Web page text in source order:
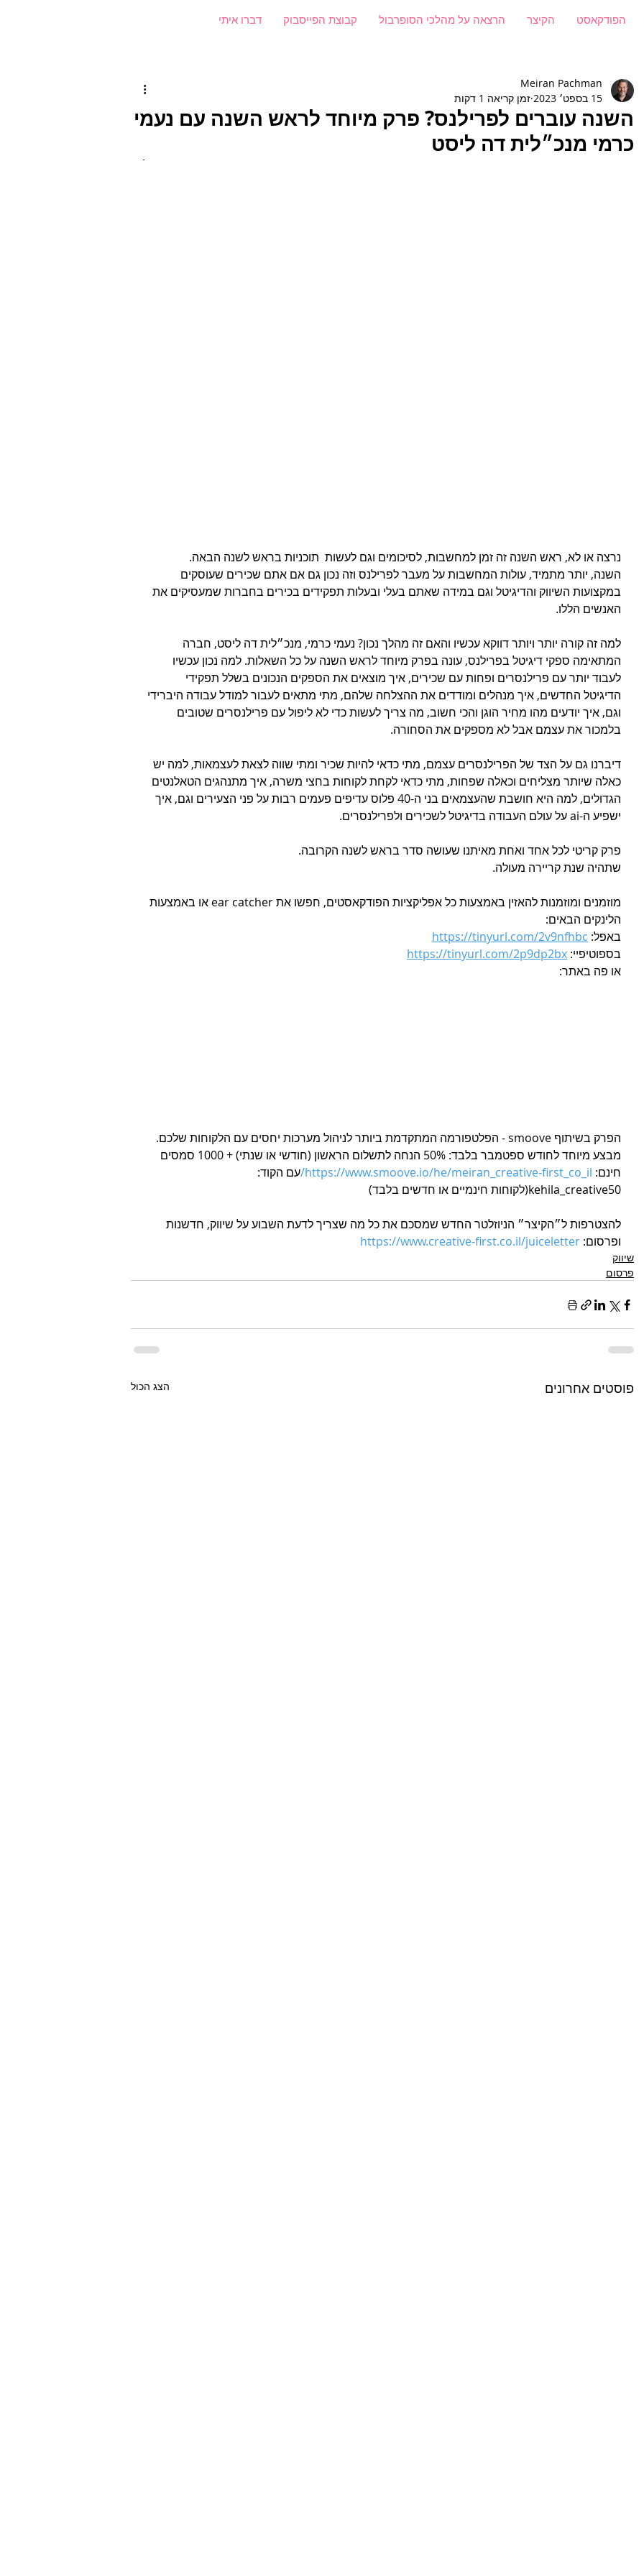
דברו איתי קבוצת הפייסבוק הרצאה על מהלכי הסופרבול הקיצר הפודקאסט
השנה עוברים לפרילנס? פרק מיוחד לראש השנה עם נעמי
כרמי מנכ״לית דה ליסט
Meiran Pachman
15 בספט׳ 2023
זמן קריאה 1 דקות
נרצה או לא, ראש השנה זה זמן למחשבות, לסיכומים וגם לעשות  תוכניות בראש לשנה הבאה.
השנה, יותר מתמיד, עולות המחשבות על מעבר לפרילנס וזה נכון גם אם אתם שכירים שעוסקים
במקצועות השיווק והדיגיטל וגם במידה שאתם בעלי ובעלות תפקידים בכירים בחברות שמעסיקים את
האנשים הללו.
למה זה קורה יותר ויותר דווקא עכשיו והאם זה מהלך נכון? נעמי כרמי, מנכ״לית דה ליסט, חברה
המתאימה ספקי דיגיטל בפרילנס, עונה בפרק מיוחד לראש השנה על כל השאלות. למה נכון עכשיו
לעבוד יותר עם פרילנסרים ופחות עם שכירים, איך מוצאים את הספקים הנכונים בשלל תפקידי
הדיגיטל החדשים, איך מנהלים ומודדים את ההצלחה שלהם, מתי מתאים לעבור למודל עבודה היברידי
וגם, איך יודעים מהו מחיר הוגן והכי חשוב, מה צריך לעשות כדי לא ליפול עם פרילנסרים שטובים
בלמכור את עצמם אבל לא מספקים את הסחורה.
דיברנו גם על הצד של הפרילנסרים עצמם, מתי כדאי להיות שכיר ומתי שווה לצאת לעצמאות, למה יש
כאלה שיותר מצליחים וכאלה שפחות, מתי כדאי לקחת לקוחות בחצי משרה, איך מתנהגים הטאלנטים
הגדולים, למה היא חושבת שהעצמאים בני ה-40 פלוס עדיפים פעמים רבות על פני הצעירים וגם, איך
ישפיע ה-ai על עולם העבודה בדיגיטל לשכירים ולפרילנסרים.
פרק קריטי לכל אחד ואחת מאיתנו שעושה סדר בראש לשנה הקרובה.
שתהיה שנת קריירה מעולה.
מוזמנים ומוזמנות להאזין באמצעות כל אפליקציות הפודקאסטים, חפשו את ear catcher או באמצעות
הלינקים הבאים:
באפל: https://tinyurl.com/2v9nfhbc
בספוטיפיי: https://tinyurl.com/2p9dp2bx
או פה באתר:
הפרק בשיתוף smoove - הפלטפורמה המתקדמת ביותר לניהול מערכות יחסים עם הלקוחות שלכם.
מבצע מיוחד לחודש ספטמבר בלבד: 50% הנחה לתשלום הראשון (חודשי או שנתי) + 1000 סמסים
חינם: https://www.smoove.io/he/meiran_creative-first_co_il/ עם הקוד:
kehila_creative50(לקוחות חינמיים או חדשים בלבד)
להצטרפות ל״הקיצר״ הניוזלטר החדש שמסכם את כל מה שצריך לדעת השבוע על שיווק, חדשנות
ופרסום: https://www.creative-first.co.il/juiceletter
שיווק
פרסום
פוסטים אחרונים הצג הכול